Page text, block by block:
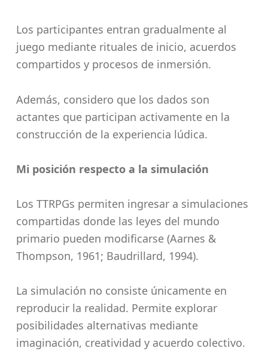
Los participantes entran gradualmente al
juego mediante rituales de inicio, acuerdos
compartidos y procesos de inmersión.
Además, considero que los dados son
actantes que participan activamente en la
construcción de la experiencia lúdica.
Mi posición respecto a la simulación
Los TTRPGs permiten ingresar a simulaciones
compartidas donde las leyes del mundo
primario pueden modificarse (Aarnes &
Thompson, 1961; Baudrillard, 1994).
La simulación no consiste únicamente en
reproducir la realidad. Permite explorar
posibilidades alternativas mediante
imaginación, creatividad y acuerdo colectivo.